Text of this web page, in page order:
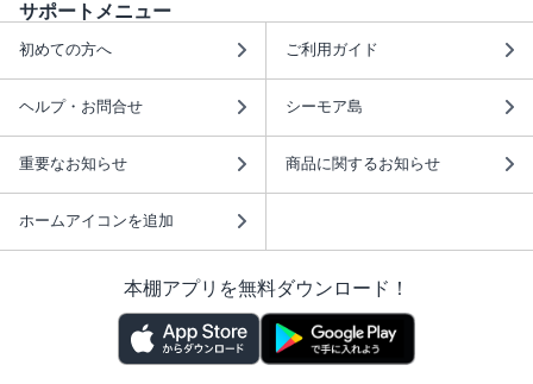
サポートメニュー
初めての方へ ご利用ガイド
ヘルプ・お問合せ シーモア島
重要なお知らせ 商品に関するお知らせ
ホームアイコンを追加
本棚アプリを無料ダウンロード！